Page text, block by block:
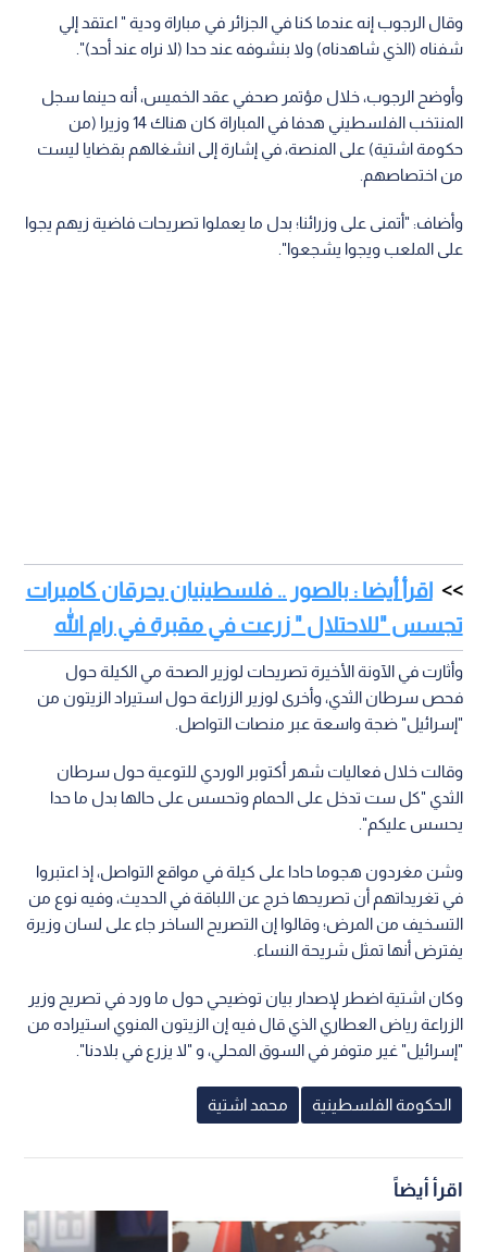
وقال الرجوب إنه عندما كنا في الجزائر في مباراة ودية " اعتقد إلي
شفناه (الذي شاهدناه) ولا بنشوفه عند حدا (لا نراه عند أحد)".
وأوضح الرجوب، خلال مؤتمر صحفي عقد الخميس، أنه حينما سجل
المنتخب الفلسطيني هدفا في المباراة كان هناك 14 وزيرا (من
حكومة اشتية) على المنصة، في إشارة إلى انشغالهم بقضايا ليست
من اختصاصهم.
وأضاف: "أتمنى على وزرائنا؛ بدل ما يعملوا تصريحات فاضية زيهم يجوا
على الملعب ويجوا يشجعوا".
اقرأ أيضا : بالصور .. فلسطينيان يحرقان كاميرات
تجسس "للاحتلال " زرعت في مقبرة في رام الله
وأثارت في الآونة الأخيرة تصريحات لوزير الصحة مي الكيلة حول
فحص سرطان الثدي، وأخرى لوزير الزراعة حول استيراد الزيتون من
"إسرائيل" ضجة واسعة عبر منصات التواصل.
وقالت خلال فعاليات شهر أكتوبر الوردي للتوعية حول سرطان
الثدي "كل ست تدخل على الحمام وتحسس على حالها بدل ما حدا
يحسس عليكم".
وشن مغردون هجوما حادا على كيلة في مواقع التواصل، إذ اعتبروا
في تغريداتهم أن تصريحها خرج عن اللباقة في الحديث، وفيه نوع من
التسخيف من المرض؛ وقالوا إن التصريح الساخر جاء على لسان وزيرة
يفترض أنها تمثل شريحة النساء.
وكان اشتية اضطر لإصدار بيان توضيحي حول ما ورد في تصريح وزير
الزراعة رياض العطاري الذي قال فيه إن الزيتون المنوي استيراده من
"إسرائيل" غير متوفر في السوق المحلي، و "لا يزرع في بلادنا".
الحكومة الفلسطينية محمد اشتية
اقرأ أيضاً